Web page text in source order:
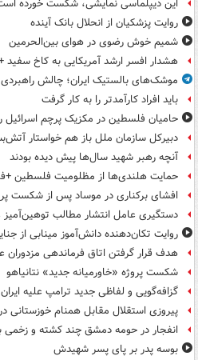
این دیپلماسی نمایشی، شکست خورده
روایت پزشکیان از انحلال بانک آینده
شمیم خوش رضوی در هوای بین‌الحرمین
هشدار افسر ارشد آمریکایی به کاخ سفید
موشک‌های بالستیک ایران؛ چالش راهبردی
باید افراد کارآمدتر را به کار گرفت
حامیان فلسطین در مکزیک پرچم اسرائیل
دبیرکل سازمان ملل باز هم خواستار
آنچه رهبر شهید سال‌ها پیش دیده بودند
حمایت هلندی‌ها از مظلومیت فلسطین
افشای برکناری در موساد پس از شکست
دستگیری عامل انتشار مطالب توهین‌آمیز
روایت تکان‌دهنده دانش‌آموز مینابی از
هدف قرار گرفتن اتاق‌ فرماندهی مزدوران
شکست پروژه «خاورمیانه جدید» نتانیاهو
گزافه‌گویی و لفاظی جدید ترامپ علیه ایران
پیروزی استقلال مقابل همنام خوزستانی
انفجار در حومه دمشق چند کشته و زخمی
بوسه‌ پدر بر پای پسر شهیدش